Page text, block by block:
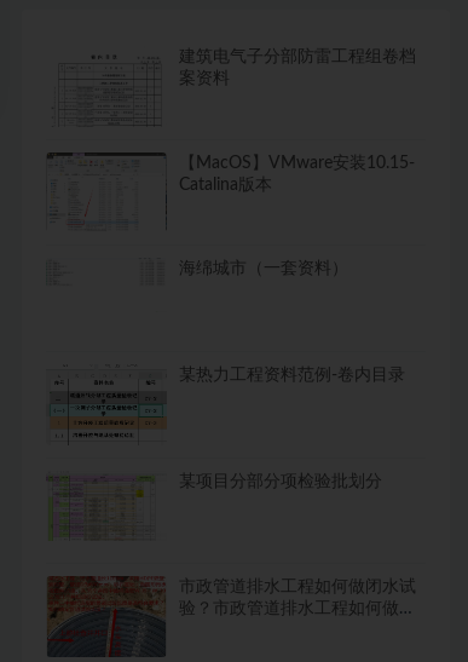
建筑电气子分部防雷工程组卷档
案资料
【MacOS】VMware安装10.15-
Catalina版本
海绵城市（一套资料）
某热力工程资料范例-卷内目录
某项目分部分项检验批划分
市政管道排水工程如何做闭水试
验？市政管道排水工程如何做闭